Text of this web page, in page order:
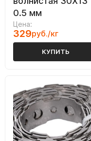
0.5 мм
Цена:
329руб./кг
КУПИТЬ